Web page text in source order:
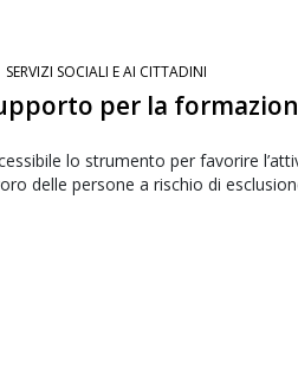
SERVIZI SOCIALI E AI CITTADINI
per la
lo strumento per favorire
delle persone a rischio di